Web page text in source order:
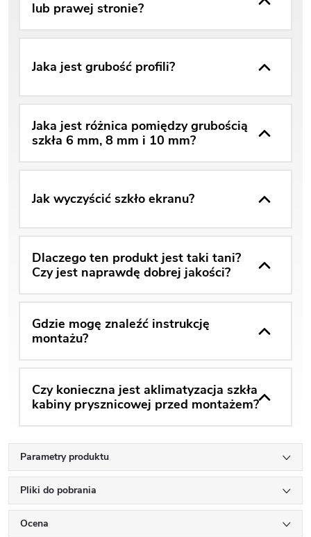
lub prawej stronie?
Jaka jest grubość profili?
Jaka jest różnica pomiędzy grubością
szkła 6 mm, 8 mm i 10 mm?
Jak wyczyścić szkło ekranu?
Dlaczego ten produkt jest taki tani?
Czy jest naprawdę dobrej jakości?
Gdzie mogę znaleźć instrukcję
montażu?
Czy konieczna jest aklimatyzacja szkła
kabiny prysznicowej przed montażem?
Parametry produktu
Pliki do pobrania
Ocena